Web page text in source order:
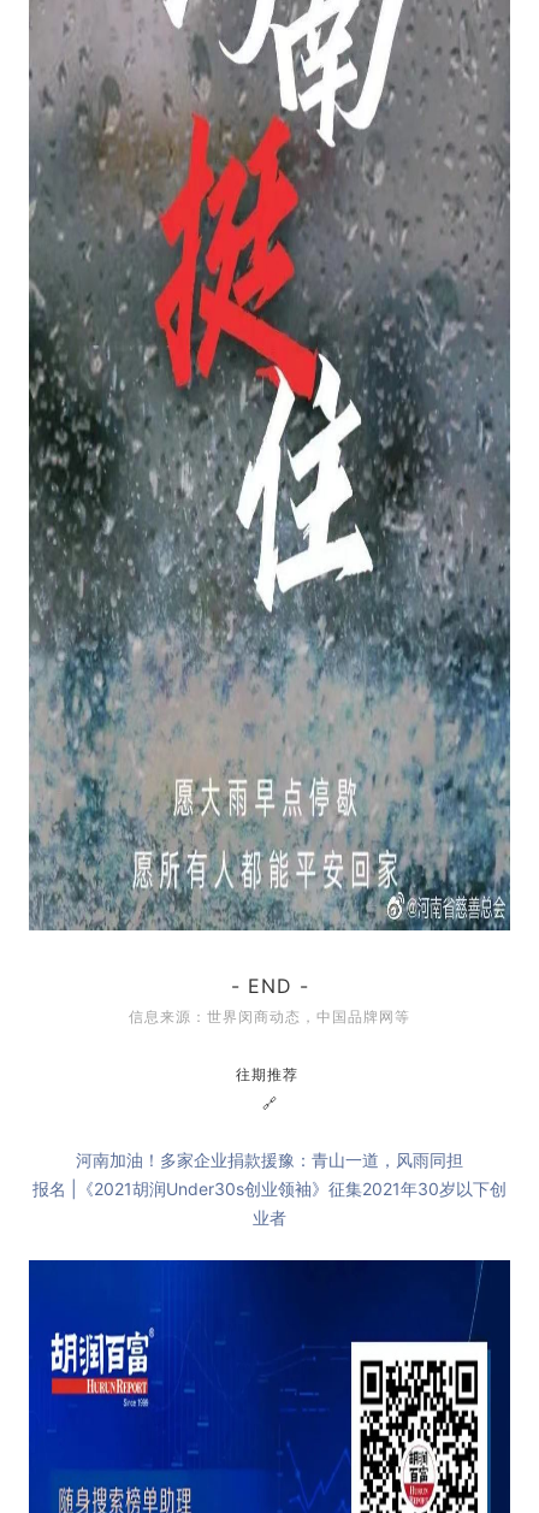
- END -
信息来源：世界闵商动态，中国品牌网等
往期推荐
🔗
河南加油！多家企业捐款援豫：青山一道，风雨同担
报名 |《2021胡润Under30s创业领袖》征集2021年30岁以下创
业者